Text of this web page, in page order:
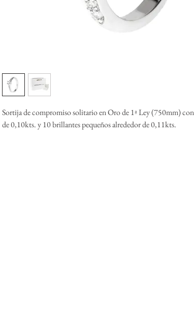
Sortija de compromiso solitario en Oro de 1ª Ley (750mm)
de 0,10kts. y 10 brillantes pequeños alrededor de 0,11kts.